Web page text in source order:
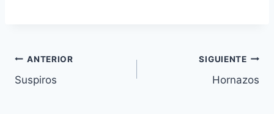
b
o
Navegación
de
ANTERIOR
Suspiros
SIGUIENTE
Hornazos